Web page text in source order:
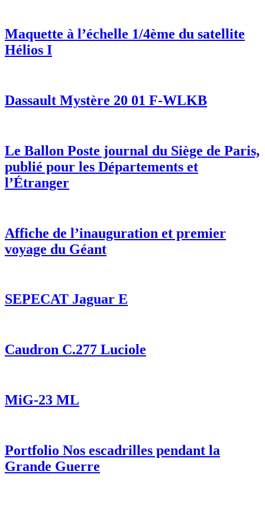
Maquette à l’échelle 1/4ème du satellite
Hélios I
Dassault Mystère 20 01 F-WLKB
Le Ballon Poste journal du Siège de Paris,
publié pour les Départements et
l’Étranger
Affiche de l’inauguration et premier
voyage du Géant
SEPECAT Jaguar E
Caudron C.277 Luciole
MiG-23 ML
Portfolio Nos escadrilles pendant la
Grande Guerre